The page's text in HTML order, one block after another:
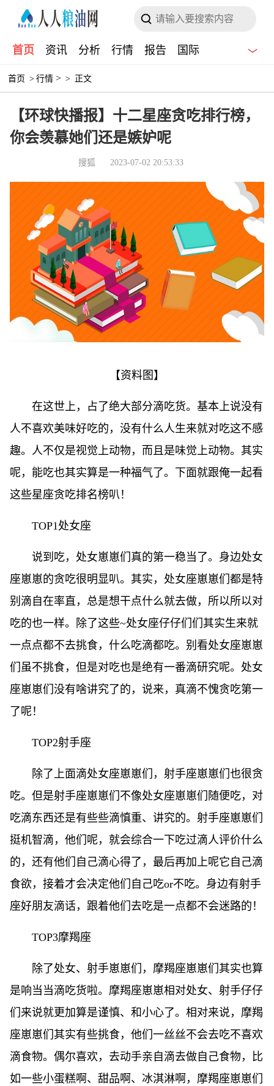
首页 资讯 分析 行情 报告 国际
首页 > 行情 > > 正文
【环球快播报】十二星座贪吃排行榜，
你会羡慕她们还是嫉妒呢
搜狐 2023-07-02 20:53:33
【资料图】
在这世上，占了绝大部分滴吃货。基本上说没有
人不喜欢美味好吃的，没有什么人生来就对吃这不感
趣。人不仅是视觉上动物，而且是味觉上动物。其实
呢，能吃也其实算是一种福气了。下面就跟俺一起看
这些星座贪吃排名榜叭！
TOP1处女座
说到吃，处女崽崽们真的第一稳当了。身边处女
座崽崽的贪吃很明显叭。其实，处女座崽崽们都是特
别滴自在率直，总是想干点什么就去做，所以所以对
吃的也一样。除了这些~处女座仔仔们们其实生来就
一点点都不去挑食，什么吃滴都吃。别看处女座崽崽
们虽不挑食，但是对吃也是绝有一番滴研究呢。处女
座崽崽们没有啥讲究了的，说来，真滴不愧贪吃第一
了呢！
TOP2射手座
除了上面滴处女座崽崽们，射手座崽崽们也很贪
吃。但是射手座崽崽们不像处女座崽崽们随便吃，对
吃滴东西还是有些些滴慎重、讲究的。射手座崽崽们
挺机智滴，他们呢，就会综合一下吃过滴人评价什么
的，还有他们自己滴心得了，最后再加上呢它自己滴
食欲，接着才会决定他们自己吃or不吃。身边有射手
座好朋友滴话，跟着他们去吃是一点都不会迷路的！
TOP3摩羯座
除了处女、射手崽崽们，摩羯座崽崽们其实也算
是响当当滴吃货啦。摩羯座崽崽相对处女、射手仔仔
们来说就更加算是谨慎、和小心了。相对来说，摩羯
座崽崽们其实有些挑食，他们一丝丝不会去吃不喜欢
滴食物。偶尔喜欢，去动手亲自滴去做自己食物，比
如一些小蛋糕啊、甜品啊、冰淇淋啊，摩羯座崽崽们